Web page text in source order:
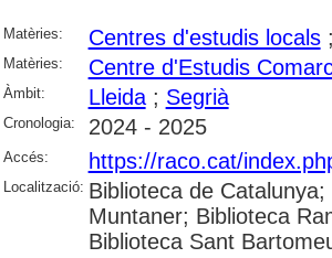
Matèries: Centres d'estudis locals
Matèries: Centre d'Estudis
Àmbit: Lleida; Segrià
Cronologia: 2024 - 2025
Accés: https://raco.cat/
Localització: Biblioteca de
Muntaner; Biblioteca
Biblioteca Sant